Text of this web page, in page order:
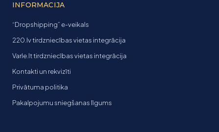
INFORMACIJA
“Dropshipping” e-veikals
220.lv tirdzniecības vietas integrācija
Varle.lt tirdzniecības vietas integrācija
Kontakti un rekvizīti
Privātuma politika
Pakalpojumu sniegšanas līgums